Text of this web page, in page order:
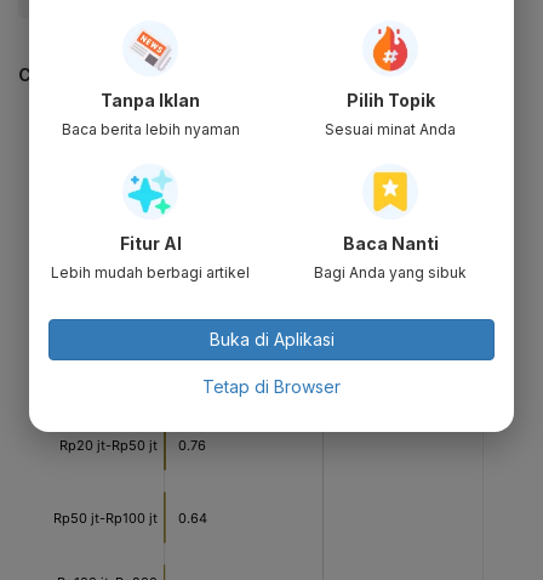
CEK JUGA DATA INI
Tanpa Iklan
Baca berita lebih nyaman
Pilih Topik
Sesuai minat Anda
Fitur AI
Lebih mudah berbagi artikel
Baca Nanti
Bagi Anda yang sibuk
Buka di Aplikasi
Tetap di Browser